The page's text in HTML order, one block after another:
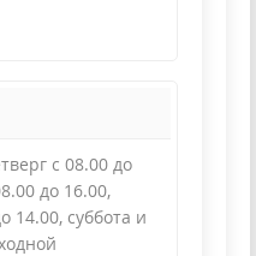
с 08.00 до
до 16.00,
14.00, суббота и